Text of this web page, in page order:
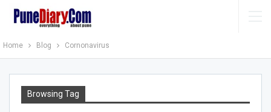
Home Blog Cornonavirus
Browsing Tag